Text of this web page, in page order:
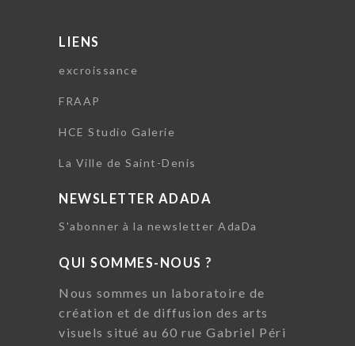
LIENS
excroissance
FRAAP
HCE Studio Galerie
La Ville de Saint-Denis
NEWSLETTER ADADA
S'abonner à la newsletter AdaDa
QUI SOMMES-NOUS ?
Nous sommes un laboratoire de
création et de diffusion des arts
visuels situé au 60 rue Gabriel Péri